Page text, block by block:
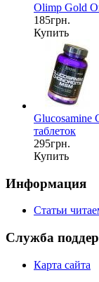
Olimp Gold
185грн.
Купить
Glucosamine
таблеток
295грн.
Купить
Информация
Статьи
Служба
Карта сайта